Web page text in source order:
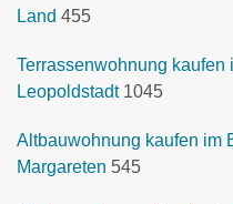
Land 455
Terrassenwohnung kaufen
Leopoldstadt 1045
Altbauwohnung kaufen im
Margareten 545